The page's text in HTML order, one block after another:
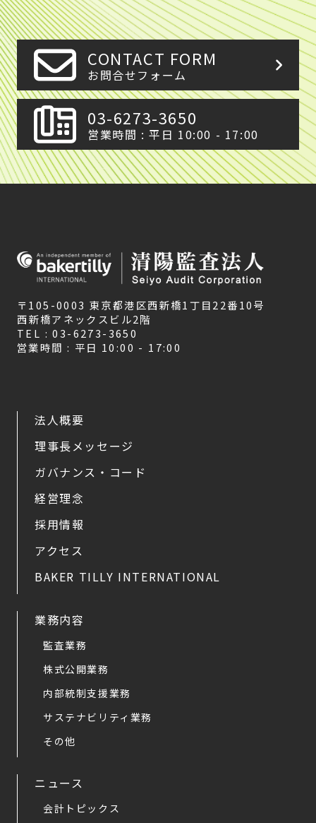
CONTACT FORM
お問合せフォーム
03-6273-3650
営業時間 : 平日 10:00 - 17:00
〒105-0003 東京都港区西新橋1丁目22番10号
西新橋アネックスビル2階
TEL : 03-6273-3650
営業時間 : 平日 10:00 - 17:00
法人概要
理事長メッセージ
ガバナンス・コード
経営理念
採用情報
アクセス
BAKER TILLY INTERNATIONAL
業務内容
監査業務
株式公開業務
内部統制支援業務
サステナビリティ業務
その他
ニュース
会計トピックス